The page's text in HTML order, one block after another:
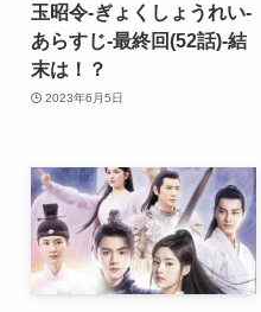
玉昭令-ぎょくしょうれい-
あらすじ-最終回(52話)-結
末は！？
2023年6月5日